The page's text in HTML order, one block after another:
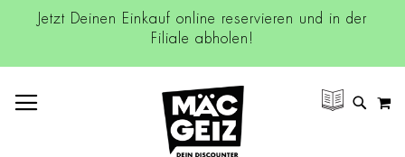
Jetzt Deinen Einkauf online reservieren und in der
Filiale abholen!
SUCHE